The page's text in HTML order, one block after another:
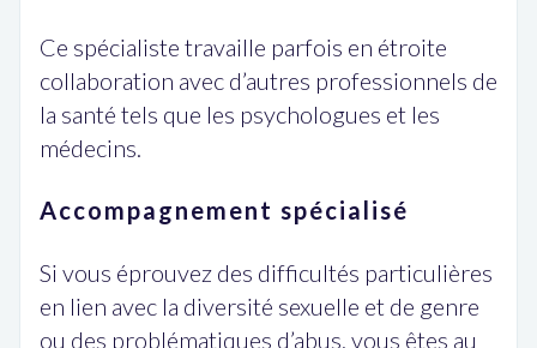
Ce spécialiste travaille parfois en étroite
collaboration avec d’autres professionnels de
la santé tels que les psychologues et les
médecins.
Accompagnement spécialisé
Si vous éprouvez des difficultés particulières
en lien avec la diversité sexuelle et de genre
ou des problématiques d’abus, vous êtes au